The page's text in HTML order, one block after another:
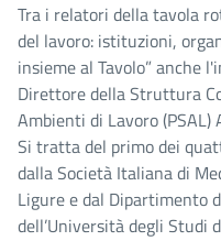
Tra i relatori della tavola
del lavoro: istituzioni,
insieme al Tavolo” anche
Direttore della Struttura
Ambienti di Lavoro (PSAL)
Si tratta del primo dei
dalla Società Italiana di
Ligure e dal Dipartimento
dell’Università degli Studi